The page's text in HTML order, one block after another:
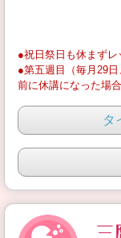
●祝日祭日も休まずレ
●第五週目（毎月29日
前に休講になった場
タ